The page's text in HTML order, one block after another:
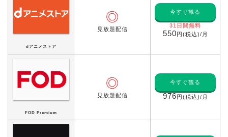
dアニメストア
◎
見放題配信
今すぐ観る
31日間無料
550円(税込)/月
FOD Premium
◎
見放題配信
今すぐ観る
976円(税込)/月